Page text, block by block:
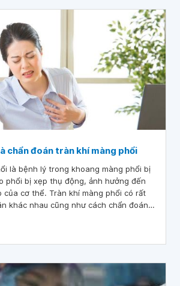
chẩn đoán tràn khí màng phổi
là bệnh lý trong khoang màng phổi bị
phổi bị xẹp thụ động, ảnh hưởng đến
của cơ thể. Tràn khí màng phổi có rất
khác nhau cũng như cách chẩn đoán
tái phát.